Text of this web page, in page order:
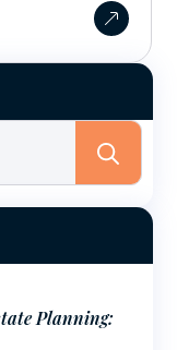
Planning: